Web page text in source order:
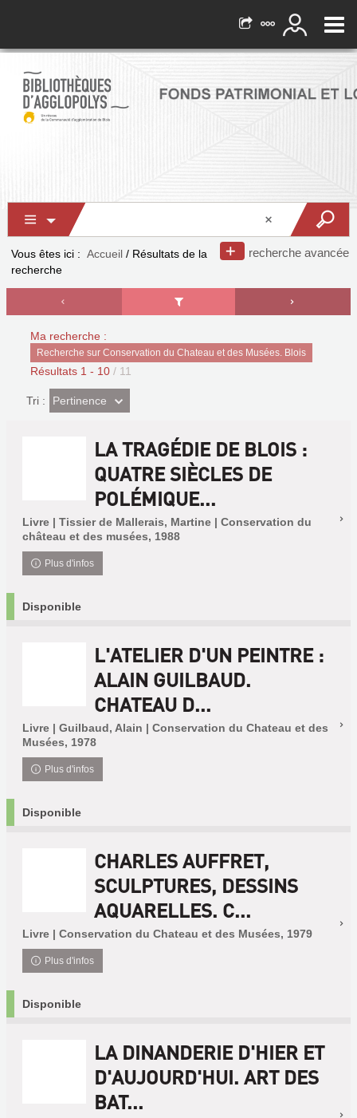
recherche avancée
Vous êtes ici : Accueil / Résultats de la
recherche
Ma recherche :
Recherche sur Conservation du Chateau et des Musées. Blois
Résultats 1 - 10 / 11
Tri : (Effet
imédiat)
Pertinence
LA TRAGÉDIE DE BLOIS :
QUATRE SIÈCLES DE
POLÉMIQUE...
Livre | Tissier de Mallerais, Martine | Conservation du
château et des musées, 1988
Plus d'infos
Disponible
L'ATELIER D'UN PEINTRE :
ALAIN GUILBAUD.
CHATEAU D...
Livre | Guilbaud, Alain | Conservation du Chateau et des
Musées, 1978
Plus d'infos
Disponible
CHARLES AUFFRET,
SCULPTURES, DESSINS
AQUARELLES. C...
Livre | Conservation du Chateau et des Musées, 1979
Plus d'infos
Disponible
LA DINANDERIE D'HIER ET
D'AUJOURD'HUI. ART DES
BAT...